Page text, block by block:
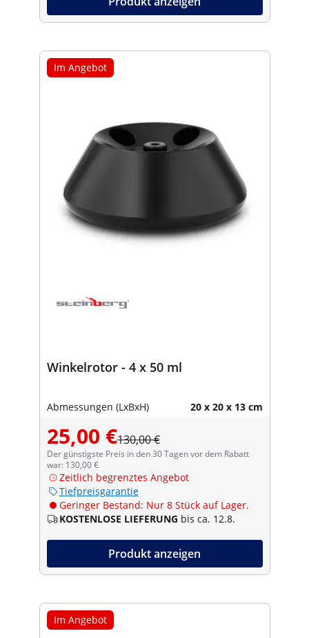
Im Angebot
Winkelrotor - 4 x 50 ml
Abmessungen (LxBxH) 20 x 20 x 13 cm
25,00 €130,00 €
Der günstigste Preis in den 30 Tagen vor dem Rabatt
war: 130,00 €
Zeitlich begrenztes Angebot
Tiefpreisgarantie
Geringer Bestand: Nur 8 Stück auf Lager.
KOSTENLOSE LIEFERUNG bis ca. 12.8.
Produkt anzeigen
Im Angebot